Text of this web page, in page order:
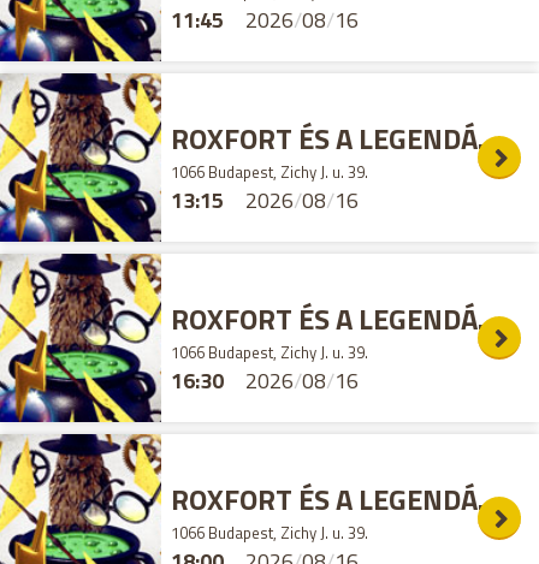
2026/08/16
11:45
2026/08/16
13:15
ROXFORT ÉS A LEGENDÁS ÁLLATOK SZABADULÓSZOBA
1066 Budapest, Zichy J. u. 39.
2026/08/16
16:30
ROXFORT ÉS A LEGENDÁS ÁLLATOK SZABADULÓSZOBA
1066 Budapest, Zichy J. u. 39.
ROXFORT ÉS A LEGENDÁS ÁLLATOK SZABADULÓSZOBA
1066 Budapest, Zichy J. u. 39.